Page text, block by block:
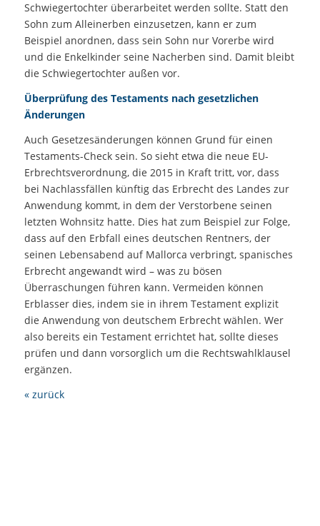
Schwiegertochter überarbeitet werden sollte. Statt den
Sohn zum Alleinerben einzusetzen, kann er zum
Beispiel anordnen, dass sein Sohn nur Vorerbe wird
und die Enkelkinder seine Nacherben sind. Damit bleibt
die Schwiegertochter außen vor.
Überprüfung des Testaments nach gesetzlichen
Änderungen
Auch Gesetzesänderungen können Grund für einen
Testaments-Check sein. So sieht etwa die neue EU-
Erbrechtsverordnung, die 2015 in Kraft tritt, vor, dass
bei Nachlassfällen künftig das Erbrecht des Landes zur
Anwendung kommt, in dem der Verstorbene seinen
letzten Wohnsitz hatte. Dies hat zum Beispiel zur Folge,
dass auf den Erbfall eines deutschen Rentners, der
seinen Lebensabend auf Mallorca verbringt, spanisches
Erbrecht angewandt wird – was zu bösen
Überraschungen führen kann. Vermeiden können
Erblasser dies, indem sie in ihrem Testament explizit
die Anwendung von deutschem Erbrecht wählen. Wer
also bereits ein Testament errichtet hat, sollte dieses
prüfen und dann vorsorglich um die Rechtswahlklausel
ergänzen.
« zurück